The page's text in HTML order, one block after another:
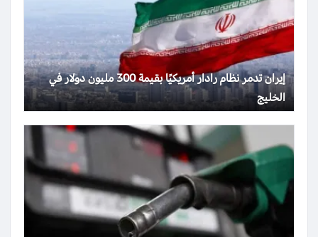
إيران تدمر نظام رادار أمريكيًا بقيمة 300 مليون دولار في
الخليج